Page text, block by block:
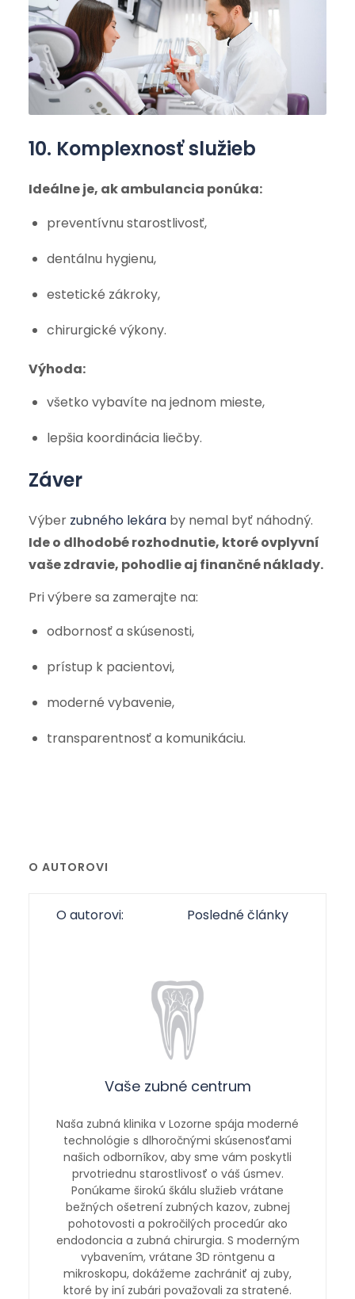
10. Komplexnosť služieb
Ideálne je, ak ambulancia ponúka:
preventívnu starostlivosť,
dentálnu hygienu,
estetické zákroky,
chirurgické výkony.
Výhoda:
všetko vybavíte na jednom mieste,
lepšia koordinácia liečby.
Záver
Výber zubného lekáraby nemal byť náhodný.
Ide o dlhodobé rozhodnutie, ktoré ovplyvní
vaše zdravie, pohodlie aj finančné náklady.
Pri výbere sa zamerajte na:
odbornosť a skúsenosti,
prístup k pacientovi,
moderné vybavenie,
transparentnosť a komunikáciu.
O AUTOROVI
O autorovi: Posledné články
Vaše zubné centrum
Naša zubná klinika v Lozorne spája moderné
technológie s dlhoročnými skúsenosťami
našich odborníkov, aby sme vám poskytli
prvotriednu starostlivosť o váš úsmev.
Ponúkame širokú škálu služieb vrátane
bežných ošetrení zubných kazov, zubnej
pohotovosti a pokročilých procedúr ako
endodoncia a zubná chirurgia. S moderným
vybavením, vrátane 3D röntgenu a
mikroskopu, dokážeme zachrániť aj zuby,
ktoré by iní zubári považovali za stratené.